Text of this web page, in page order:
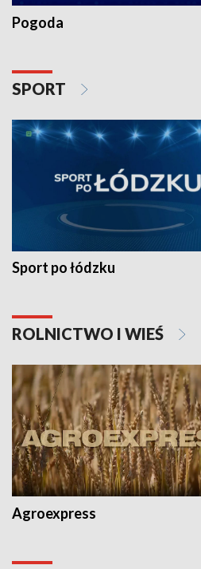
Pogoda
SPORT
Sport po łódzku
ROLNICTWO I WIEŚ
Agroexpress